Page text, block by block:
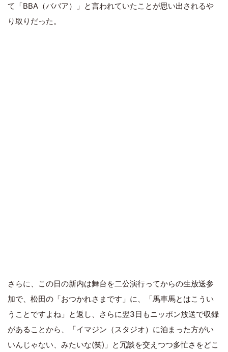
て「BBA（ババア）」と言われていたことが思い出されるや
り取りだった。
さらに、この日の新内は舞台を二公演行ってからの生放送参
加で、松田の「おつかれさまです」に、「馬車馬とはこうい
うことですよね」と返し、さらに翌3日もニッポン放送で収録
があることから、「イマジン（スタジオ）に泊まった方がい
いんじゃない、みたいな(笑)」と冗談を交えつつ多忙さをどこ